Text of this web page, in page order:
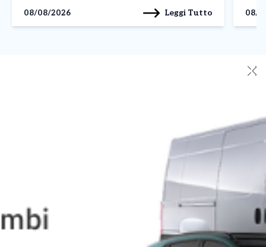
Paolo Chiavarino. “La digitalizzazione del SUAP
(Sportello […]
08/08/2026 Leggi Tutto 08/
✕